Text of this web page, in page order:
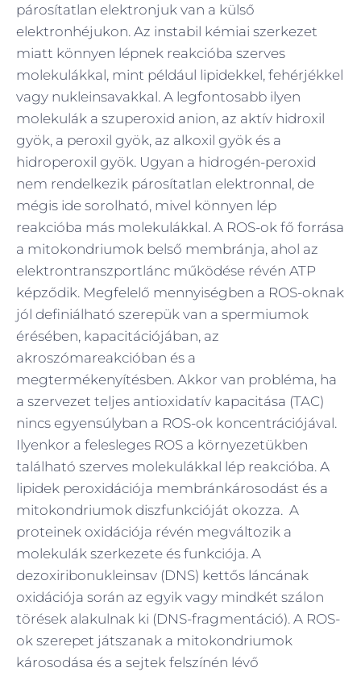
párosítatlan elektronjuk van a külső
elektronhéjukon. Az instabil kémiai szerkezet
miatt könnyen lépnek reakcióba szerves
molekulákkal, mint például lipidekkel, fehérjékkel
vagy nukleinsavakkal. A legfontosabb ilyen
molekulák a szuperoxid anion, az aktív hidroxil
gyök, a peroxil gyök, az alkoxil gyök és a
hidroperoxil gyök. Ugyan a hidrogén-peroxid
nem rendelkezik párosítatlan elektronnal, de
mégis ide sorolható, mivel könnyen lép
reakcióba más molekulákkal. A ROS-ok fő forrása
a mitokondriumok belső membránja, ahol az
elektrontranszportlánc működése révén ATP
képződik. Megfelelő mennyiségben a ROS-oknak
jól definiálható szerepük van a spermiumok
érésében, kapacitációjában, az
akroszómareakcióban és a
megtermékenyítésben. Akkor van probléma, ha
a szervezet teljes antioxidatív kapacitása (TAC)
nincs egyensúlyban a ROS-ok koncentrációjával.
Ilyenkor a felesleges ROS a környezetükben
található szerves molekulákkal lép reakcióba. A
lipidek peroxidációja membránkárosodást és a
mitokondriumok diszfunkcióját okozza. A
proteinek oxidációja révén megváltozik a
molekulák szerkezete és funkciója. A
dezoxiribonukleinsav (DNS) kettős láncának
oxidációja során az egyik vagy mindkét szálon
törések alakulnak ki (DNS-fragmentáció). A ROS-
ok szerepet játszanak a mitokondriumok
károsodása és a sejtek felszínén lévő